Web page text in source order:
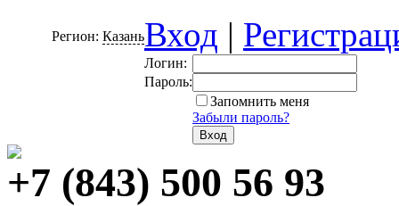
Регион: КазаньВход |
Логин:
Пароль:
Запомнить меня
Забыли пароль?
+7 (843) 500 56 93